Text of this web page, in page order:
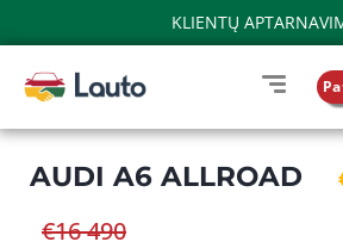
KLIENTŲ
AUDI A6 ALLROAD
€16 490